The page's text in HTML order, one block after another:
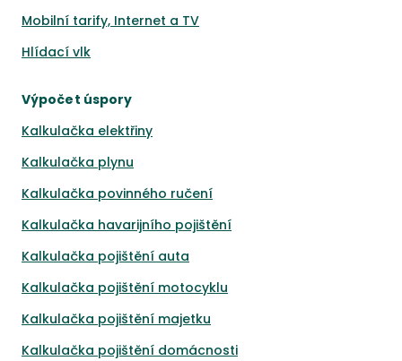
Mobilní tarify, Internet a TV
Hlídací vlk
Výpočet úspory
Kalkulačka elektřiny
Kalkulačka plynu
Kalkulačka povinného ručení
Kalkulačka havarijního pojištění
Kalkulačka pojištění auta
Kalkulačka pojištění motocyklu
Kalkulačka pojištění majetku
Kalkulačka pojištění domácnosti